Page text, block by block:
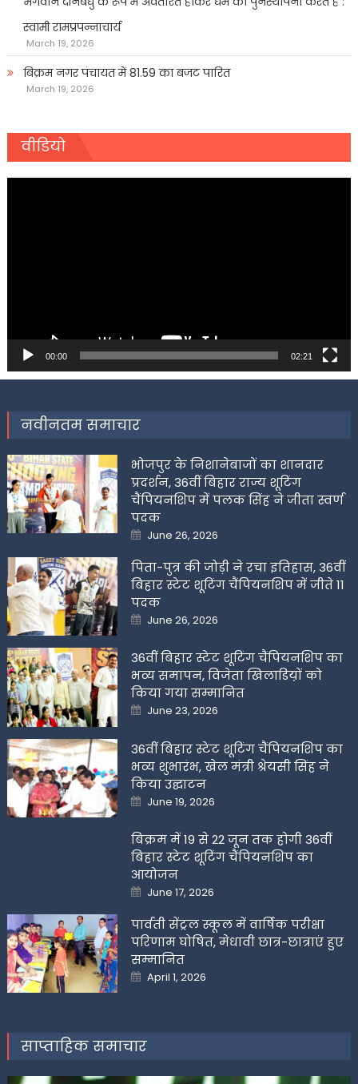
स्वामी रामप्रपन्नाचार्य
March 19, 2026
बिक्रम नगर पंचायत में 81.59 का बजट पारित
March 19, 2026
वीडियो
00:00 02:21
नवीनतम समाचार
भोजपुर के निशानेबाजों का शानदार
प्रदर्शन, 36वीं बिहार राज्य शूटिंग
चैंपियनशिप में पलक सिंह ने जीता स्वर्ण
पदक
Posted
on
June 26, 2026
पिता-पुत्र की जोड़ी ने रचा इतिहास, 36वीं
बिहार स्टेट शूटिंग चैंपियनशिप में जीते 11
पदक
Posted
on
June 26, 2026
36वीं बिहार स्टेट शूटिंग चैंपियनशिप का
भव्य समापन, विजेता खिलाडिय़ों को
किया गया सम्मानित
Posted
on
June 23, 2026
36वीं बिहार स्टेट शूटिंग चैंपियनशिप का
भव्य शुभारंभ, खेल मंत्री श्रेयसी सिंह ने
किया उद्घाटन
Posted
on
June 19, 2026
बिक्रम में 19 से 22 जून तक होगी 36वीं
बिहार स्टेट शूटिंग चैंपियनशिप का
आयोजन
Posted
on
June 17, 2026
पार्वती सेंट्रल स्कूल में वार्षिक परीक्षा
परिणाम घोषित, मेधावी छात्र-छात्राएं हुए
सम्मानित
Posted
on
April 1, 2026
साप्ताहिक समाचार